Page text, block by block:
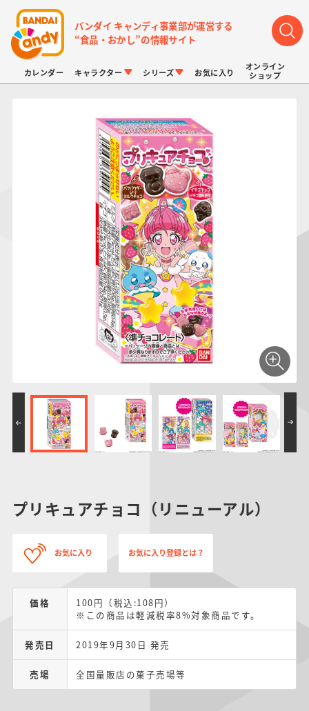
バンダイ キャンディ事業部が運営する
“食品・おかし”の情報サイト
カレンダー キャラクター
LINK TRAVELERS
仮面ライダーシリー
PROJECT R.E.D.・
プリキュアシリーズ
ガンダムシリーズ
ポケットモンスター
ドラゴンボール
アンパンマン
サンリオキャラクタ
シリーズ
チョコボックス
つりグミ
チョコサプ
にふぉるめーしょん
＆スクエアシール
SMPシリーズ
ポケモンキッズ
ポケモンスケールワ
キャラデコ わ
お気に入り
オンライン
ショップ
プリキュアチョコ（リニューアル）
お気に入り お気に入り登録とは？
価格
100円（税込:108円）
※この商品は軽減税率8%対象商品です。
発売日 2019年9月30日 発売
売場 全国量販店の菓子売場等